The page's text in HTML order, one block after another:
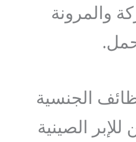
والمرونة
الجنسية
للإبر الصينية